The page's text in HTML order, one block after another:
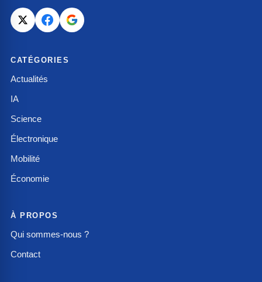
CATÉGORIES
Actualités
IA
Science
Électronique
Mobilité
Économie
À PROPOS
Qui sommes-nous ?
Contact